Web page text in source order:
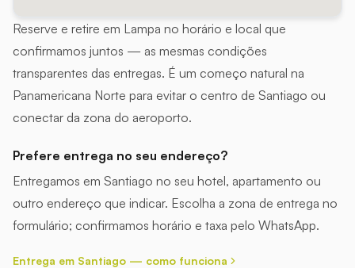
Reserve e retire em Lampa no horário e local que
confirmamos juntos — as mesmas condições
transparentes das entregas. É um começo natural na
Panamericana Norte para evitar o centro de Santiago ou
conectar da zona do aeroporto.
Prefere entrega no seu endereço?
Entregamos em Santiago no seu hotel, apartamento ou
outro endereço que indicar. Escolha a zona de entrega no
formulário; confirmamos horário e taxa pelo WhatsApp.
Entrega em Santiago — como funciona